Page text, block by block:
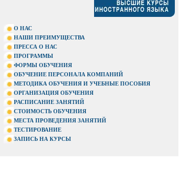
О НАС
НАШИ ПРЕИМУЩЕСТВА
ПРЕССА О НАС
ПРОГРАММЫ
ФОРМЫ ОБУЧЕНИЯ
ОБУЧЕНИЕ ПЕРСОНАЛА КОМПАНИЙ
МЕТОДИКА ОБУЧЕНИЯ И УЧЕБНЫЕ ПОСОБИЯ
ОРГАНИЗАЦИЯ ОБУЧЕНИЯ
РАСПИСАНИЕ ЗАНЯТИЙ
СТОИМОСТЬ ОБУЧЕНИЯ
МЕСТА ПРОВЕДЕНИЯ ЗАНЯТИЙ
ТЕСТИРОВАНИЕ
ЗАПИСЬ НА КУРСЫ